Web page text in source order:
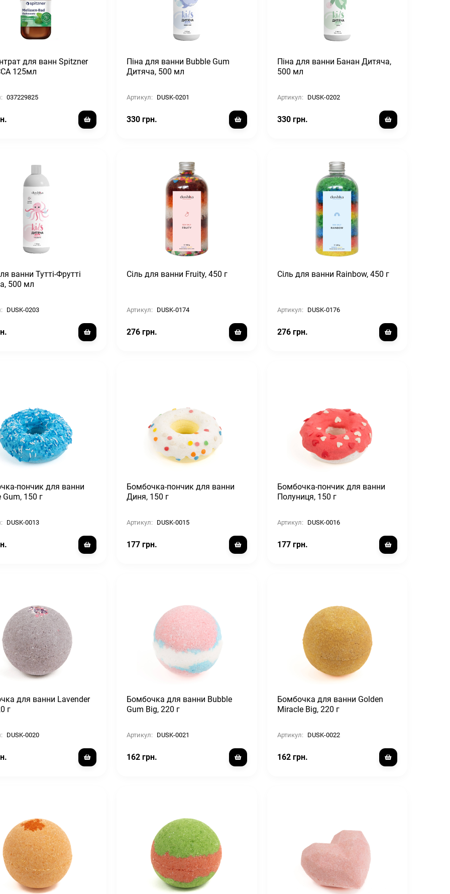
для ванн Spitzner
125мл
037229825
Піна для ванни Bubble Gum
Дитяча, 500 мл
Артикул: DUSK-0201
330 грн.
Піна для ванни Банан Дитяча,
500 мл
Артикул: DUSK-0202
330 грн.
ванни Тутті-Фрутті
500 мл
DUSK-0203
Сіль для ванни Fruity, 450 г
Артикул: DUSK-0174
276 грн.
Сіль для ванни Rainbow, 450 г
Артикул: DUSK-0176
276 грн.
пончик для ванни
Gum, 150 г
DUSK-0013
Бомбочка-пончик для ванни
Диня, 150 г
Артикул: DUSK-0015
177 грн.
Бомбочка-пончик для ванни
Полуниця, 150 г
Артикул: DUSK-0016
177 грн.
для ванни Lavender
г
DUSK-0020
Бомбочка для ванни Bubble
Gum Big, 220 г
Артикул: DUSK-0021
162 грн.
Бомбочка для ванни Golden
Miracle Big, 220 г
Артикул: DUSK-0022
162 грн.